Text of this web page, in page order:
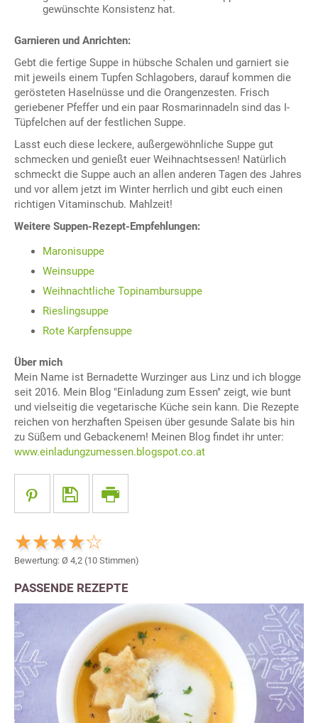
gewünschte Konsistenz hat.
Garnieren und Anrichten:
Gebt die fertige Suppe in hübsche Schalen und garniert sie
mit jeweils einem Tupfen Schlagobers, darauf kommen die
gerösteten Haselnüsse und die Orangenzesten. Frisch
geriebener Pfeffer und ein paar Rosmarinnadeln sind das I-
Tüpfelchen auf der festlichen Suppe.
Lasst euch diese leckere, außergewöhnliche Suppe gut
schmecken und genießt euer Weihnachtsessen! Natürlich
schmeckt die Suppe auch an allen anderen Tagen des Jahres
und vor allem jetzt im Winter herrlich und gibt euch einen
richtigen Vitaminschub. Mahlzeit!
Weitere Suppen-Rezept-Empfehlungen:
Maronisuppe
Weinsuppe
Weihnachtliche Topinambursuppe
Rieslingsuppe
Rote Karpfensuppe
Über mich
Mein Name ist Bernadette Wurzinger aus Linz und ich blogge
seit 2016. Mein Blog "Einladung zum Essen" zeigt, wie bunt
und vielseitig die vegetarische Küche sein kann. Die Rezepte
reichen von herzhaften Speisen über gesunde Salate bis hin
zu Süßem und Gebackenem! Meinen Blog findet ihr unter:
www.einladungzumessen.blogspot.co.at
Bewertung: Ø 4,2 (10 Stimmen)
PASSENDE REZEPTE